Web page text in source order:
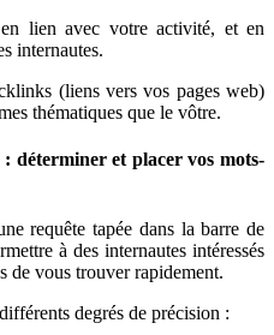
lien avec votre activité, et en
internautes.
(liens vers vos pages web)
thématiques que le vôtre.
déterminer et placer vos mots-
requête tapée dans la barre de
à des internautes intéressés
de vous trouver rapidement.
degrés de précision :